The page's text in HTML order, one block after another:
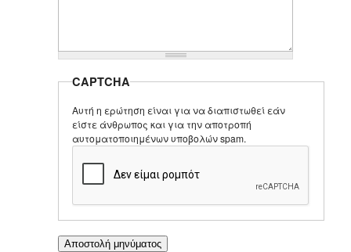
CAPTCHA
Αυτή η ερώτηση είναι για να διαπιστωθεί εάν
είστε άνθρωπος και για την αποτροπή
αυτοματοποιημένων υποβολών spam.